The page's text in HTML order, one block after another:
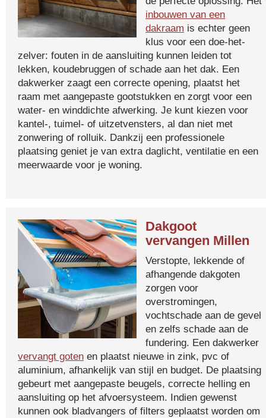
inbouwen van een
dakraam is echter geen
klus voor een doe-het-
zelver: fouten in de aansluiting kunnen leiden tot
lekken, koudebruggen of schade aan het dak. Een
dakwerker zaagt een correcte opening, plaatst het
raam met aangepaste gootstukken en zorgt voor een
water- en winddichte afwerking. Je kunt kiezen voor
kantel-, tuimel- of uitzetvensters, al dan niet met
zonwering of rolluik. Dankzij een professionele
plaatsing geniet je van extra daglicht, ventilatie en een
meerwaarde voor je woning.
Dakgoot
vervangen Millen
Verstopte, lekkende of
afhangende dakgoten
zorgen voor
overstromingen,
vochtschade aan de gevel
en zelfs schade aan de
fundering. Een dakwerker
vervangt goten en plaatst nieuwe in zink, pvc of
aluminium, afhankelijk van stijl en budget. De plaatsing
gebeurt met aangepaste beugels, correcte helling en
aansluiting op het afvoersysteem. Indien gewenst
kunnen ook bladvangers of filters geplaatst worden om